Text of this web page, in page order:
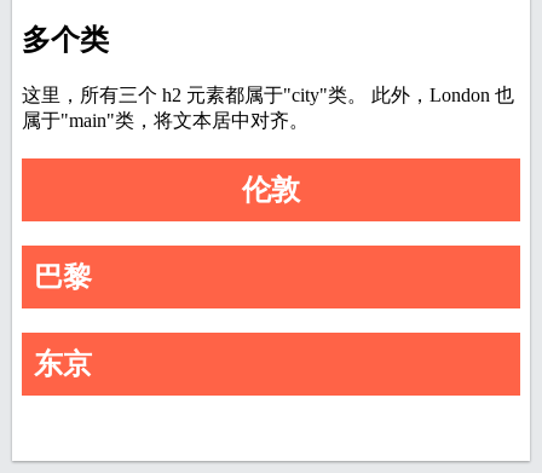
h2 class
<h2 class
</body
>
</html>